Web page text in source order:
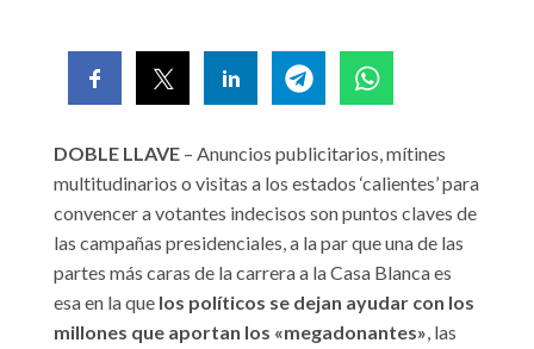
DOBLE LLAVE – Anuncios publicitarios, mítines
multitudinarios o visitas a los estados ‘calientes’ para
convencer a votantes indecisos son puntos claves de
las campañas presidenciales, a la par que una de las
partes más caras de la carrera a la Casa Blanca es
esa en la que los políticos se dejan ayudar con los
millones que aportan los «megadonantes», las